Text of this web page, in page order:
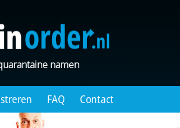
namen
FAQ Contact